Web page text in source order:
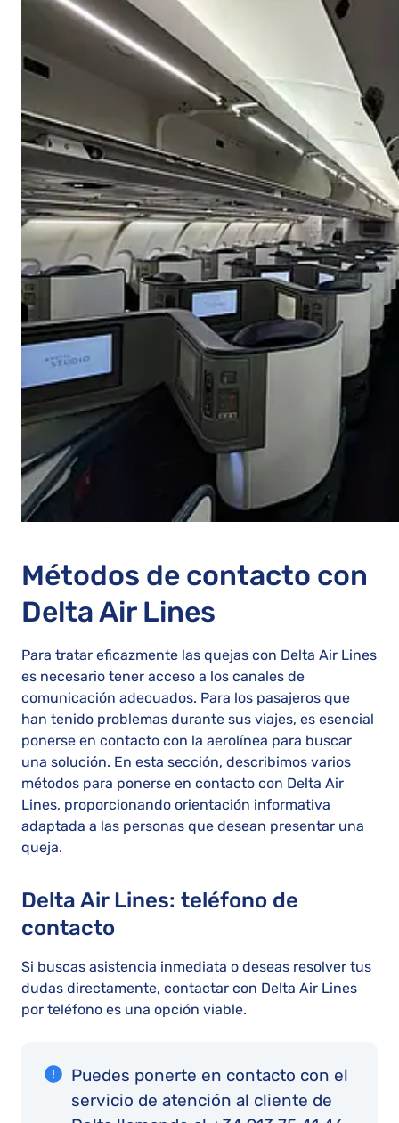
Métodos de contacto con
Delta Air Lines
Para tratar eficazmente las quejas con Delta Air Lines
es necesario tener acceso a los canales de
comunicación adecuados. Para los pasajeros que
han tenido problemas durante sus viajes, es esencial
ponerse en contacto con la aerolínea para buscar
una solución. En esta sección, describimos varios
métodos para ponerse en contacto con Delta Air
Lines, proporcionando orientación informativa
adaptada a las personas que desean presentar una
queja.
Delta Air Lines: teléfono de
contacto
Si buscas asistencia inmediata o deseas resolver tus
dudas directamente, contactar con Delta Air Lines
por teléfono es una opción viable.
Puedes ponerte en contacto con el
servicio de atención al cliente de